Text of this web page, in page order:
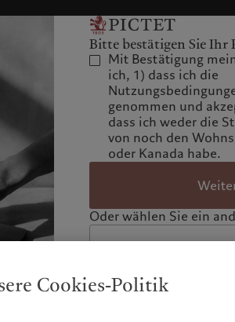
Bitte bestätigen Sie Ihr
Mit Bestätigung
ich, 1) dass ich die
genommen und
dass ich weder die
von noch den
oder Kanada habe.
Oder wählen Sie ein
Cookies-Politik